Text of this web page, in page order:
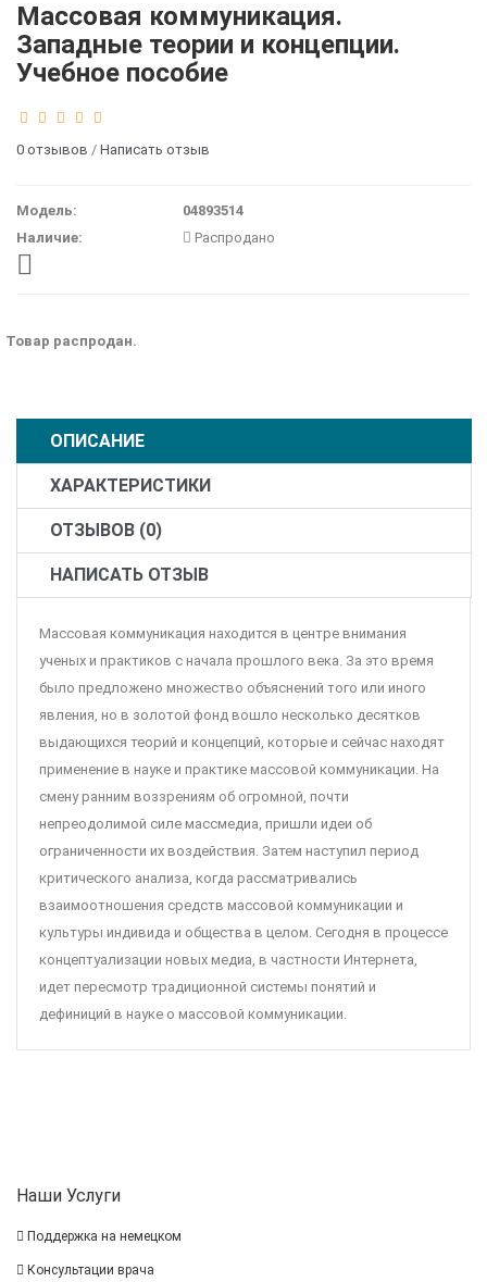
Массовая коммуникация.
Западные теории и концепции.
Учебное пособие
0 отзывов / Написать отзыв
Модель:
04893514
Наличие:
Распродано
Товар распродан.
ОПИСАНИЕ
ХАРАКТЕРИСТИКИ
ОТЗЫВОВ (0)
НАПИСАТЬ ОТЗЫВ
Массовая коммуникация находится в центре внимания
ученых и практиков с начала прошлого века. За это время
было предложено множество объяснений того или иного
явления, но в золотой фонд вошло несколько десятков
выдающихся теорий и концепций, которые и сейчас находят
применение в науке и практике массовой коммуникации. На
смену ранним воззрениям об огромной, почти
непреодолимой силе массмедиа, пришли идеи об
ограниченности их воздействия. Затем наступил период
критического анализа, когда рассматривались
взаимоотношения средств массовой коммуникации и
культуры индивида и общества в целом. Сегодня в процессе
концептуализации новых медиа, в частности Интернета,
идет пересмотр традиционной системы понятий и
дефиниций в науке о массовой коммуникации.
Наши Услуги
Поддержка на немецком
Консультации врача